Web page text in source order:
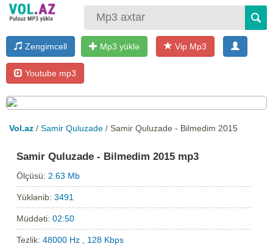
Zengimcell Mp3 yüklə Vip Mp3
Youtube mp3
Vol.az / Samir Quluzade / Samir Quluzade - Bilmedim 2015
Samir Quluzade - Bilmedim 2015 mp3
Ölçüsü: 2.63 Mb
Yüklənib:3491
Müddəti:02:50
Tezlik:48000 Hz , 128 Kbps